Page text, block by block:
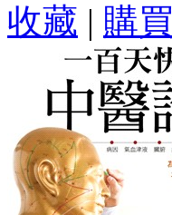
收藏 | 購買